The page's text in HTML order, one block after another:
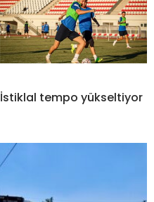
İstiklal tempo yükseltiyor